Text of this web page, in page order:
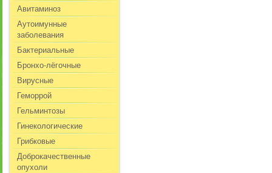
Авитаминоз
Аутоимунные
заболевания
Бактериальные
Бронхо-лёгочные
Вирусные
Геморрой
Гельминтозы
Гинекологические
Грибковые
Доброкачественные
опухоли